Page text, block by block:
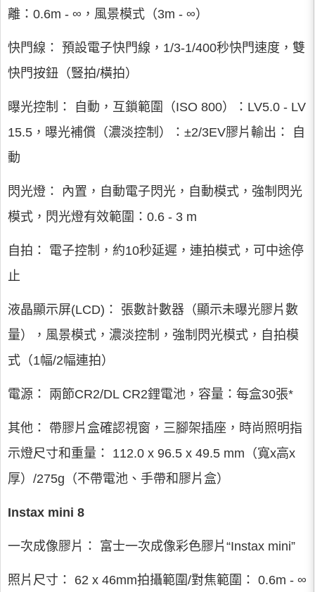
離：0.6m - ∞，風景模式（3m - ∞）
快門線： 預設電子快門線，1/3-1/400秒快門速度，雙
快門按鈕（豎拍/橫拍）
曝光控制： 自動，互鎖範圍（ISO 800）：LV5.0 - LV
15.5，曝光補償（濃淡控制）：±2/3EV膠片輸出： 自
動
閃光燈： 內置，自動電子閃光，自動模式，強制閃光
模式，閃光燈有效範圍：0.6 - 3 m
自拍： 電子控制，約10秒延遲，連拍模式，可中途停
止
液晶顯示屏(LCD)： 張數計數器（顯示未曝光膠片數
量），風景模式，濃淡控制，強制閃光模式，自拍模
式（1幅/2幅連拍）
電源： 兩節CR2/DL CR2鋰電池，容量：每盒30張*
其他： 帶膠片盒確認視窗，三腳架插座，時尚照明指
示燈尺寸和重量： 112.0 x 96.5 x 49.5 mm（寬x高x
厚）/275g（不帶電池、手帶和膠片盒）
Instax mini 8
一次成像膠片： 富士一次成像彩色膠片“Instax mini”
照片尺寸： 62 x 46mm拍攝範圍/對焦範圍： 0.6m - ∞